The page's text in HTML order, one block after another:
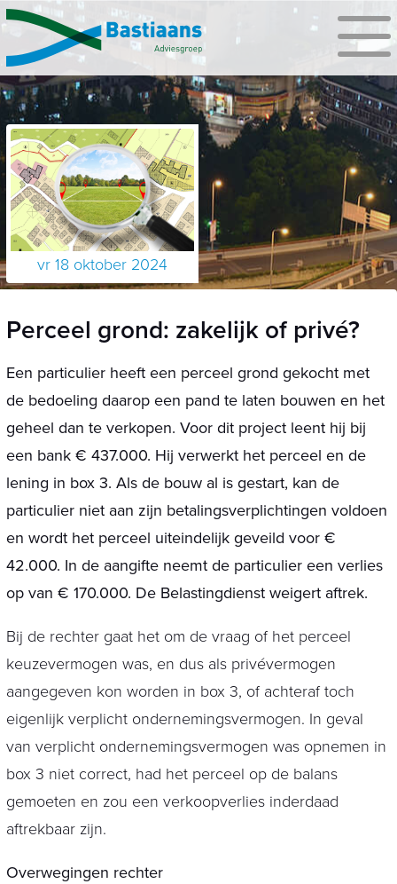
vr 18 oktober 2024
Perceel grond: zakelijk of privé?
Een particulier heeft een perceel grond gekocht met
de bedoeling daarop een pand te laten bouwen en het
geheel dan te verkopen. Voor dit project leent hij bij
een bank € 437.000. Hij verwerkt het perceel en de
lening in box 3. Als de bouw al is gestart, kan de
particulier niet aan zijn betalingsverplichtingen voldoen
en wordt het perceel uiteindelijk geveild voor €
42.000. In de aangifte neemt de particulier een verlies
op van € 170.000. De Belastingdienst weigert aftrek.
Bij de rechter gaat het om de vraag of het perceel
keuzevermogen was, en dus als privévermogen
aangegeven kon worden in box 3, of achteraf toch
eigenlijk verplicht ondernemingsvermogen. In geval
van verplicht ondernemingsvermogen was opnemen in
box 3 niet correct, had het perceel op de balans
gemoeten en zou een verkoopverlies inderdaad
aftrekbaar zijn.
Overwegingen rechter